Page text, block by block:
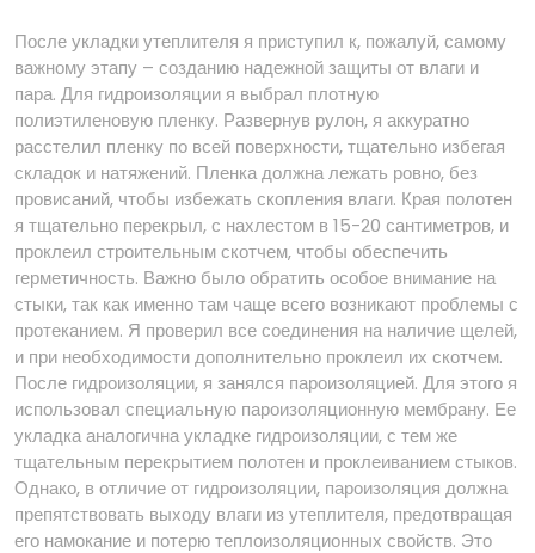
После укладки утеплителя я приступил к, пожалуй, самому
важному этапу – созданию надежной защиты от влаги и
пара. Для гидроизоляции я выбрал плотную
полиэтиленовую пленку. Развернув рулон, я аккуратно
расстелил пленку по всей поверхности, тщательно избегая
складок и натяжений. Пленка должна лежать ровно, без
провисаний, чтобы избежать скопления влаги. Края полотен
я тщательно перекрыл, с нахлестом в 15-20 сантиметров, и
проклеил строительным скотчем, чтобы обеспечить
герметичность. Важно было обратить особое внимание на
стыки, так как именно там чаще всего возникают проблемы с
протеканием. Я проверил все соединения на наличие щелей,
и при необходимости дополнительно проклеил их скотчем.
После гидроизоляции, я занялся пароизоляцией. Для этого я
использовал специальную пароизоляционную мембрану. Ее
укладка аналогична укладке гидроизоляции, с тем же
тщательным перекрытием полотен и проклеиванием стыков.
Однако, в отличие от гидроизоляции, пароизоляция должна
препятствовать выходу влаги из утеплителя, предотвращая
его намокание и потерю теплоизоляционных свойств. Это